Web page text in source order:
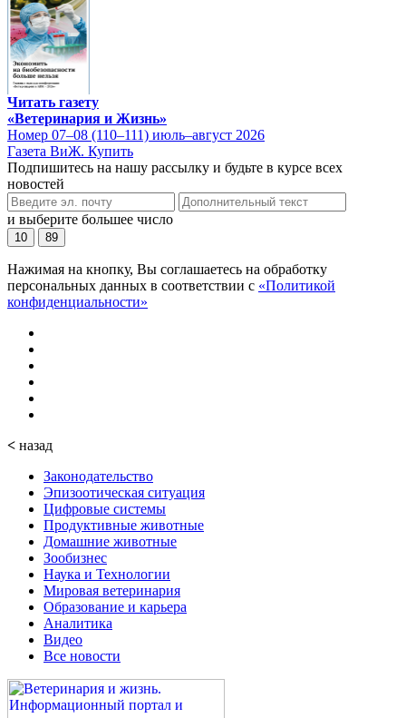
Читать газету
«Ветеринария и Жизнь»
Номер 07–08 (110–111) июль–август 2026
Газета ВиЖ. Купить
Подпишитесь на нашу рассылку и будьте в курсе всех
новостей
и выберите большее число
10 89
Нажимая на кнопку, Вы соглашаетесь на обработку
персональных данных в соответствии с «Политикой
конфиденциальности»
< назад
Законодательство
Эпизоотическая ситуация
Цифровые системы
Продуктивные животные
Домашние животные
Зообизнес
Наука и Технологии
Мировая ветеринария
Образование и карьера
Аналитика
Видео
Все новости